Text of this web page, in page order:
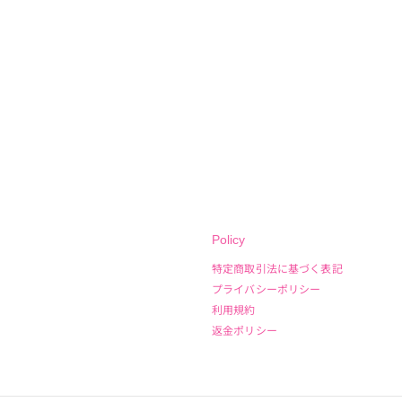
Policy
特定商取引法に基づく表記
プライバシーポリシー
利用規約
返金ポリシー